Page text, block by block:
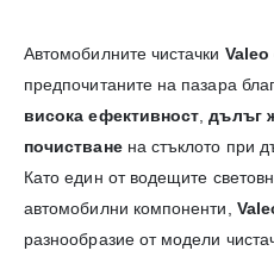
Автомобилните чистачки Valeo
предпочитаните на пазара
висока ефективност ,дълъг
почистванена стъклото при
Като един от водещите
автомобилни компоненти,
разнообразие от модели